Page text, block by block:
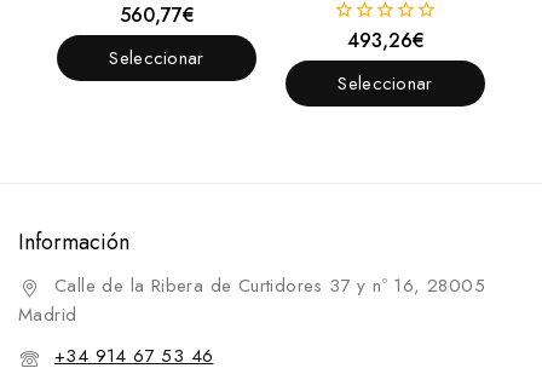
fuera
de
560,77€
Seleccionar
fuera
de
493,26€
Seleccionar
Información
Calle de la Ribera de Curtidores 37 y nº 16, 28005
Madrid
+34 914 67 53 46